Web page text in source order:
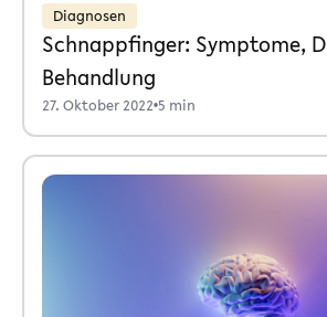
Diagnosen
Schnappfinger: Symptome,
Behandlung
27. Oktober 2022•5 min